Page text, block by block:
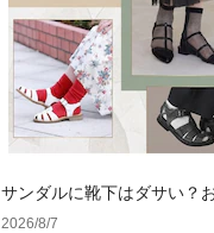
サンダルに靴下はダサい？
せ方の黄金法則と男女別お
2026/8/7